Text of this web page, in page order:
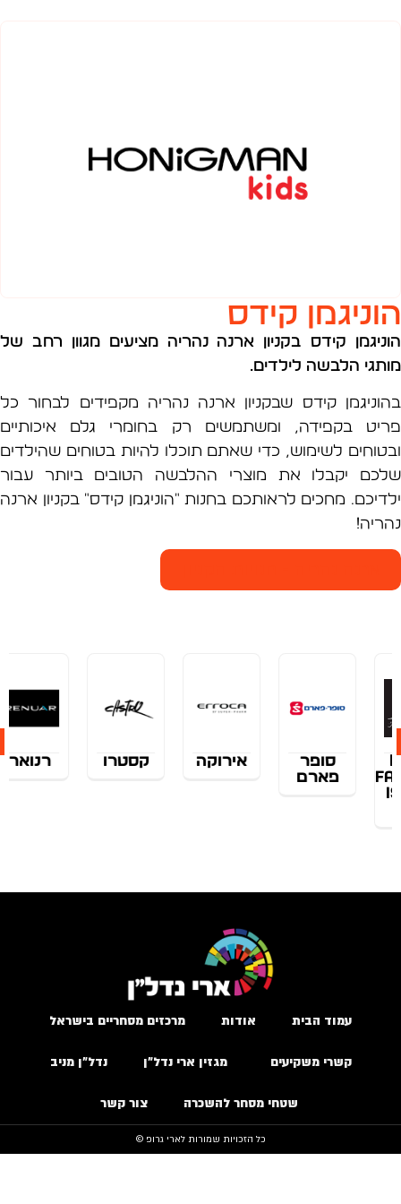
קידס
קידס בקניון ארנה נהריה מציעים מגוון רחב של
הלבשה לילדים.
קידס שבקניון ארנה נהריה מקפידים לבחור כל
בקפידה, ומשתמשים רק בחומרי גלם איכותיים
לשימוש, כדי שאתם תוכלו להיות בטוחים שהילדים
יקבלו את מוצרי ההלבשה הטובים ביותר עבור
מחכים לראותכם בחנות "הוניגמן קידס" בקניון ארנה
אירוקה קסטרו רנואר
עמוד הבית אודות מרכזים מסחריים בישראל
קשרי משקיעים מגזין ארי נדל״ן נדל״ן מניב
שטחי מסחר להשכרה צור קשר
כל הזכויות שמורות לארי גרופ ©